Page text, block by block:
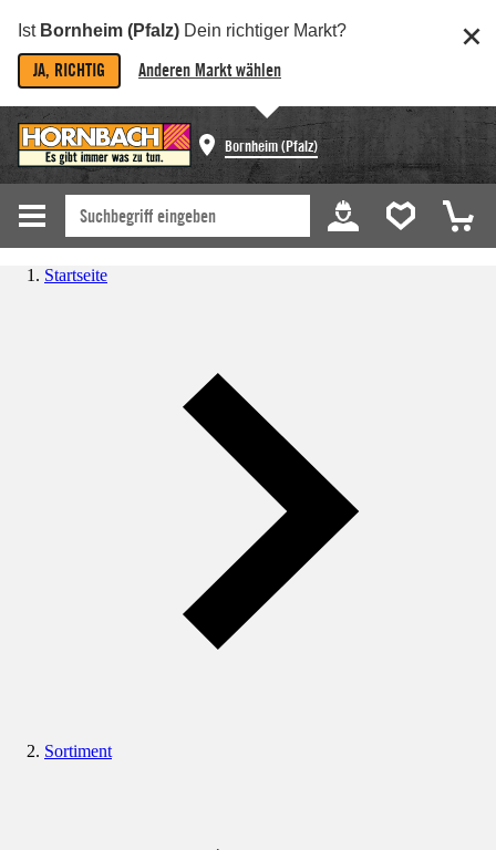
Ist Bornheim (Pfalz) Dein richtiger Markt?
JA, RICHTIG Anderen Markt wählen
Bornheim (Pfalz)
Startseite
Sortiment